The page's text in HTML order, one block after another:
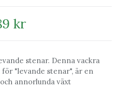
kr
stenar. Denna vackra
för "levande stenar", är en
annorlunda växt